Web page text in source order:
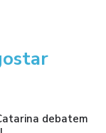
debatem